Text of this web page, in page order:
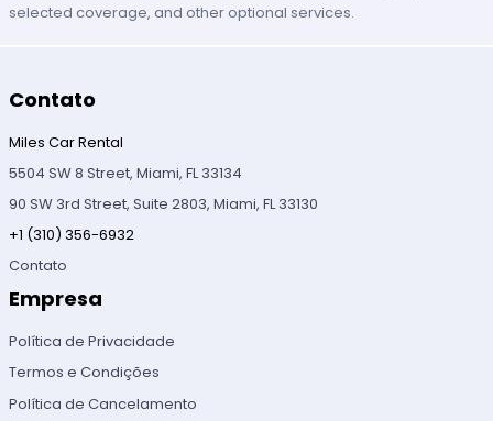
selected coverage, and other optional services.
Contato
Miles Car Rental
5504 SW 8 Street, Miami, FL 33134
90 SW 3rd Street, Suite 2803, Miami, FL 33130
+1 (310) 356-6932
Contato
Empresa
Política de Privacidade
Termos e Condições
Política de Cancelamento